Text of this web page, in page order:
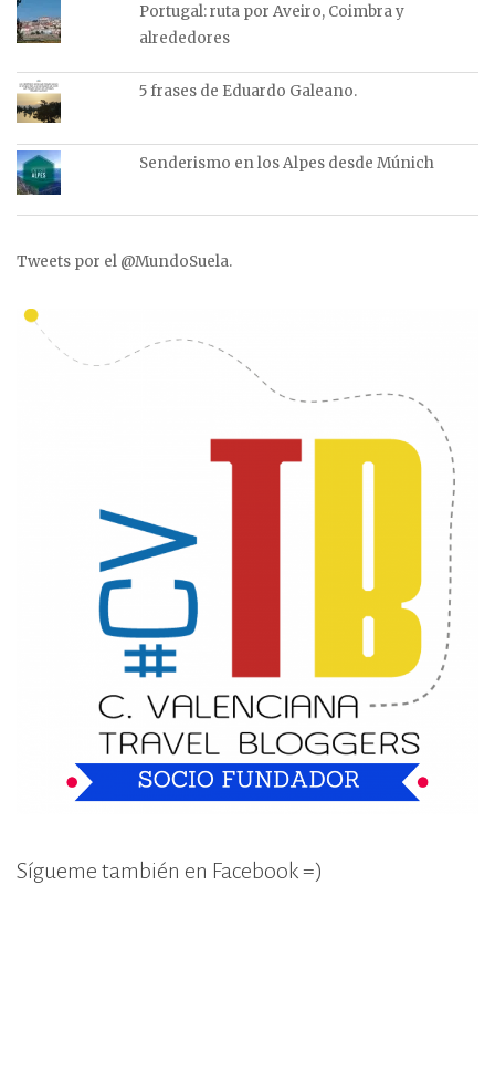
Portugal: ruta por Aveiro, Coimbra y
alrededores
5 frases de Eduardo Galeano.
Senderismo en los Alpes desde Múnich
Tweets por el @MundoSuela.
Sígueme también en Facebook =)